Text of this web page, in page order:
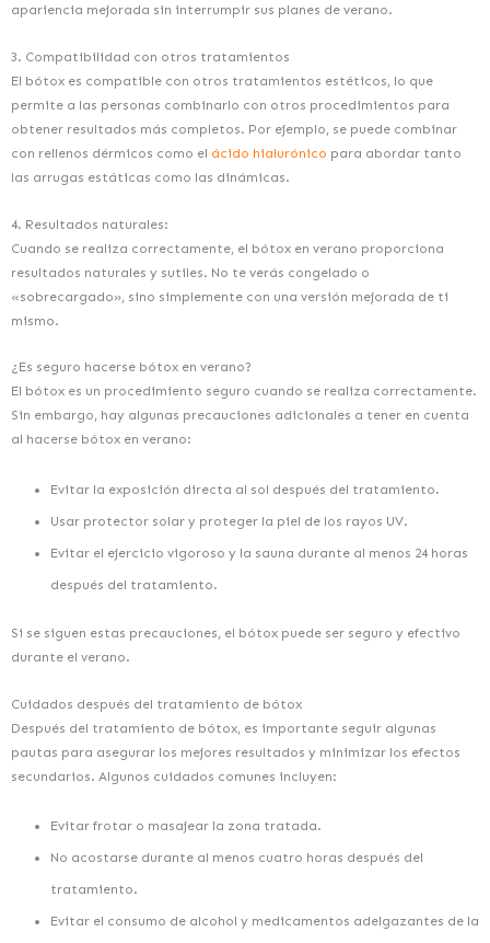
apariencia mejorada sin interrumpir sus planes de verano.
3. Compatibilidad con otros tratamientos
El bótox es compatible con otros tratamientos estéticos, lo que
permite a las personas combinarlo con otros procedimientos para
obtener resultados más completos. Por ejemplo, se puede combinar
con rellenos dérmicos como el ácido hialurónico para abordar tanto
las arrugas estáticas como las dinámicas.
4. Resultados naturales:
Cuando se realiza correctamente, el bótox en verano proporciona
resultados naturales y sutiles. No te verás congelado o
«sobrecargado», sino simplemente con una versión mejorada de ti
mismo.
¿Es seguro hacerse bótox en verano?
El bótox es un procedimiento seguro cuando se realiza correctamente.
Sin embargo, hay algunas precauciones adicionales a tener en cuenta
al hacerse bótox en verano:
Evitar la exposición directa al sol después del tratamiento.
Usar protector solar y proteger la piel de los rayos UV.
Evitar el ejercicio vigoroso y la sauna durante al menos 24 horas
después del tratamiento.
Si se siguen estas precauciones, el bótox puede ser seguro y efectivo
durante el verano.
Cuidados después del tratamiento de bótox
Después del tratamiento de bótox, es importante seguir algunas
pautas para asegurar los mejores resultados y minimizar los efectos
secundarios. Algunos cuidados comunes incluyen:
Evitar frotar o masajear la zona tratada.
No acostarse durante al menos cuatro horas después del
tratamiento.
Evitar el consumo de alcohol y medicamentos adelgazantes de la